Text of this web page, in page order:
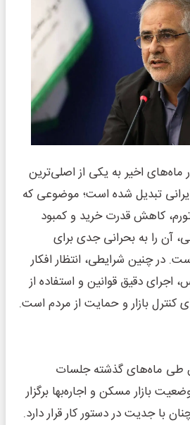
ماه‌های اخیر به یکی از اصلی‌ترین
تبدیل شده است؛ موضوعی که
کاهش قدرت خرید و کمبود
آن را به بحرانی جدی برای
در چنین شرایطی، انتظار افکار
دقیق قوانین و استفاده از
کنترل بازار و حمایت از مردم است.
طی ماه‌های گذشته جلسات
بازار مسکن و اجاره‌بها برگزار
با جدیت در دستور کار قرار دارد.